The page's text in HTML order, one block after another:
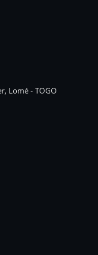
Lomé - TOGO